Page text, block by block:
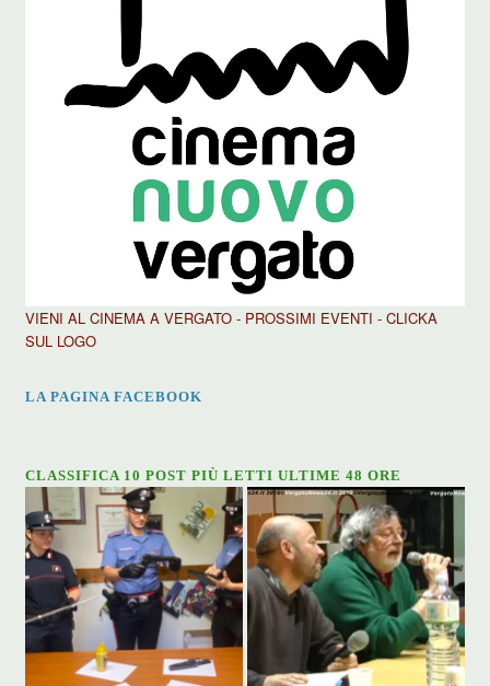
VIENI AL CINEMA A VERGATO - PROSSIMI EVENTI - CLICKA
SUL LOGO
LA PAGINA FACEBOOK
CLASSIFICA 10 POST PIÙ LETTI ULTIME 48 ORE